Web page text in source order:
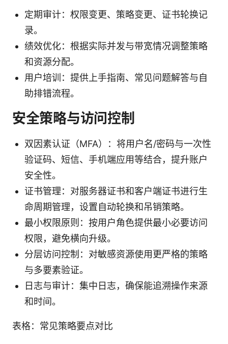
定期审计：权限变更、策略变更、证书轮换记
录。
绩效优化：根据实际并发与带宽情况调整策略
和资源分配。
用户培训：提供上手指南、常见问题解答与自
助排错流程。
安全策略与访问控制
双因素认证（MFA）：将用户名/密码与一次性
验证码、短信、手机端应用等结合，提升账户
安全性。
证书管理：对服务器证书和客户端证书进行生
命周期管理，设置自动轮换和吊销策略。
最小权限原则：按用户角色提供最小必要访问
权限，避免横向升级。
分层访问控制：对敏感资源使用更严格的策略
与多要素验证。
日志与审计：集中日志，确保能追溯操作来源
和时间。
表格：常见策略要点对比